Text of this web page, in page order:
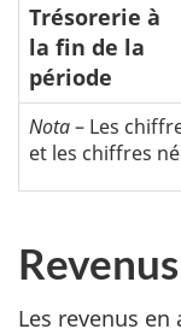
Trésorerie à
la fin de la
période
Nota– Les
et les chiffres
Revenus
Les revenus en